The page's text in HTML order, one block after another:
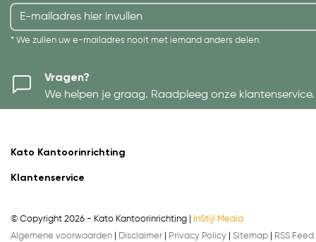
* We zullen uw e-mailadres nooit met iemand anders delen.
Vragen?
We helpen je graag. Raadpleeg onze klantenservice.
Kato Kantoorinrichting
Klantenservice
© Copyright 2026 - Kato Kantoorinrichting |
InStijl Media
Algemene voorwaarden
Disclaimer Privacy Policy Sitemap RSS Feed